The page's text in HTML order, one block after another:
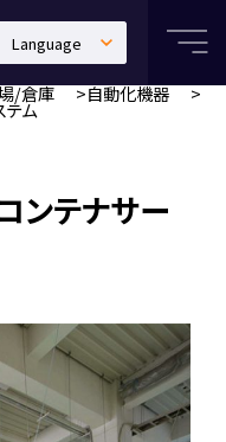
Language
日本語
/倉庫 自動化機器
テム
ンテナサー